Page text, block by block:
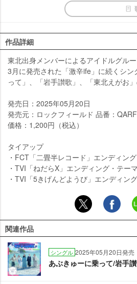
作品詳細
東北出身メンバーによるアイドルグル
3月に発売された「激辛ife」に続くシ
って」、「岩手讃歌」、「東北えがお」
発売日：2025年05月20日
発売元：ロックフィールド 品番：
価格：1,200円（税込）
タイアップ
・FCT「二畳半レコード」エンディン
・TVI「ねだらX」エンディング・テーマ
・TVI「5きげんどようび」エンディン
関連作品
シングル 2025年05月20日発売
あぶきゅーに乗って/岩手